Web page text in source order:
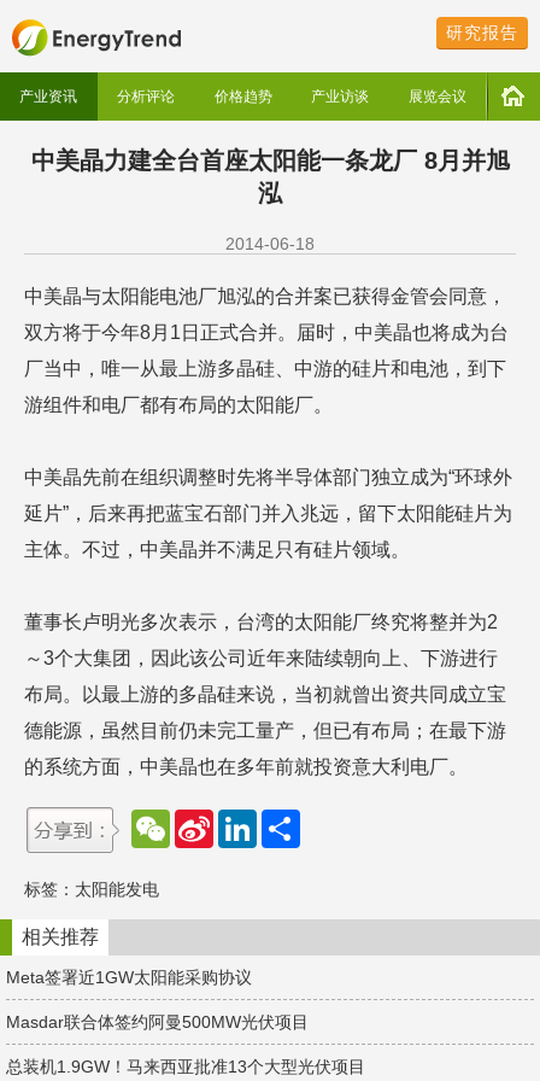
研究报告
产业资讯 分析评论 价格趋势 产业访谈 展览会议
中美晶力建全台首座太阳能一条龙厂 8月并旭
泓
2014-06-18
中美晶与太阳能电池厂旭泓的合并案已获得金管会同意，
双方将于今年8月1日正式合并。届时，中美晶也将成为台
厂当中，唯一从最上游多晶硅、中游的硅片和电池，到下
游组件和电厂都有布局的太阳能厂。
中美晶先前在组织调整时先将半导体部门独立成为“环球外
延片”，后来再把蓝宝石部门并入兆远，留下太阳能硅片为
主体。不过，中美晶并不满足只有硅片领域。
董事长卢明光多次表示，台湾的太阳能厂终究将整并为2
～3个大集团，因此该公司近年来陆续朝向上、下游进行
布局。以最上游的多晶硅来说，当初就曾出资共同成立宝
德能源，虽然目前仍未完工量产，但已有布局；在最下游
的系统方面，中美晶也在多年前就投资意大利电厂。
W
e
t
S
e
b
o
L
d
n
标签： 太阳能发电
相关推荐
Meta签署近1GW太阳能采购协议
Masdar联合体签约阿曼500MW光伏项目
总装机1.9GW！​马来西亚批准13个大型光伏项目